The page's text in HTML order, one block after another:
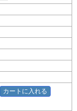
カートに入れる